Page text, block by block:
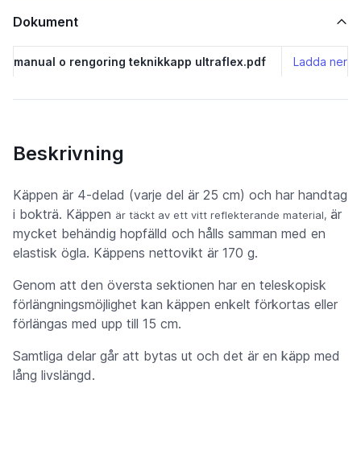
Dokument
manual o rengoring teknikkapp ultraflex.pdf Ladda ner
Beskrivning
Käppen är 4-delad (varje del är 25 cm) och har handtag
i bokträ. Käppen är täckt av ett vitt reflekterande material, är
mycket behändig hopfälld och hålls samman med en
elastisk ögla. Käppens nettovikt är 170 g.
Genom att den översta sektionen har en teleskopisk
förlängningsmöjlighet kan käppen enkelt förkortas eller
förlängas med upp till 15 cm.
Samtliga delar går att bytas ut och det är en käpp med
lång livslängd.